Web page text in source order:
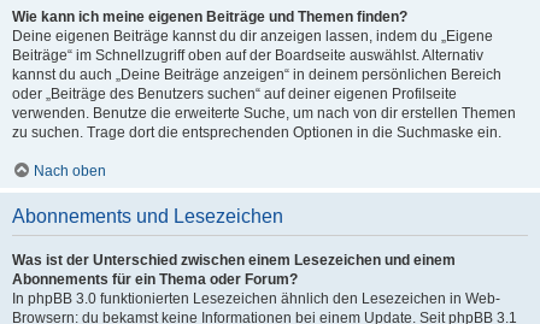
Wie kann ich meine eigenen Beiträge und Themen finden?
Deine eigenen Beiträge kannst du dir anzeigen lassen, indem du „Eigene
Beiträge“ im Schnellzugriff oben auf der Boardseite auswählst. Alternativ
kannst du auch „Deine Beiträge anzeigen“ in deinem persönlichen Bereich
oder „Beiträge des Benutzers suchen“ auf deiner eigenen Profilseite
verwenden. Benutze die erweiterte Suche, um nach von dir erstellen Themen
zu suchen. Trage dort die entsprechenden Optionen in die Suchmaske ein.
Nach oben
Abonnements und Lesezeichen
Was ist der Unterschied zwischen einem Lesezeichen und einem
Abonnements für ein Thema oder Forum?
In phpBB 3.0 funktionierten Lesezeichen ähnlich den Lesezeichen in Web-
Browsern: du bekamst keine Informationen bei einem Update. Seit phpBB 3.1